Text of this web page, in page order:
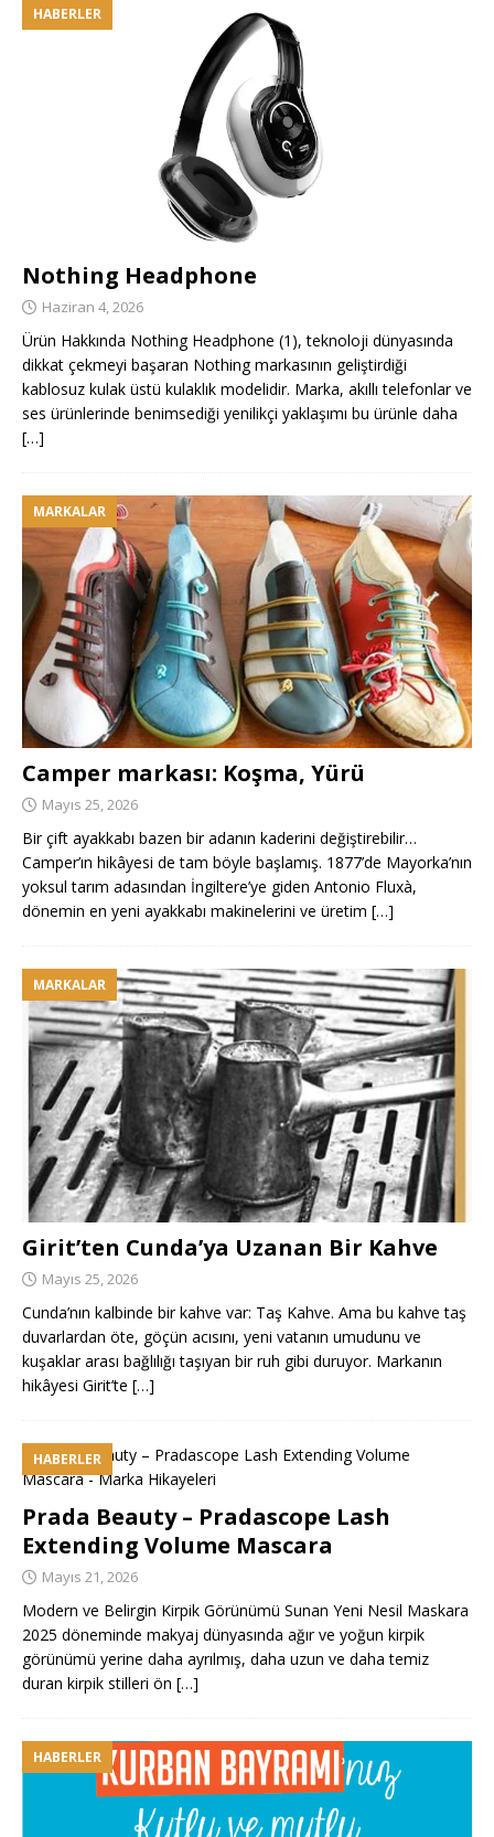
HABERLER
Nothing Headphone
Haziran 4, 2026
Ürün Hakkında Nothing Headphone (1), teknoloji dünyasında
dikkat çekmeyi başaran Nothing markasının geliştirdiği
kablosuz kulak üstü kulaklık modelidir. Marka, akıllı telefonlar ve
ses ürünlerinde benimsediği yenilikçi yaklaşımı bu ürünle daha
[…]
MARKALAR
Camper markası: Koşma, Yürü
Mayıs 25, 2026
Bir çift ayakkabı bazen bir adanın kaderini değiştirebilir…
Camper’ın hikâyesi de tam böyle başlamış. 1877’de Mayorka’nın
yoksul tarım adasından İngiltere’ye giden Antonio Fluxà,
dönemin en yeni ayakkabı makinelerini ve üretim […]
MARKALAR
Girit’ten Cunda’ya Uzanan Bir Kahve
Mayıs 25, 2026
Cunda’nın kalbinde bir kahve var: Taş Kahve. Ama bu kahve taş
duvarlardan öte, göçün acısını, yeni vatanın umudunu ve
kuşaklar arası bağlılığı taşıyan bir ruh gibi duruyor. Markanın
hikâyesi Girit’te […]
HABERLER
Prada Beauty – Pradascope Lash
Extending Volume Mascara
Mayıs 21, 2026
Modern ve Belirgin Kirpik Görünümü Sunan Yeni Nesil Maskara
2025 döneminde makyaj dünyasında ağır ve yoğun kirpik
görünümü yerine daha ayrılmış, daha uzun ve daha temiz
duran kirpik stilleri ön […]
HABERLER